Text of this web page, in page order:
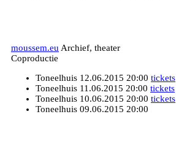
moussem.eu Archief, theater
Coproductie
Toneelhuis 12.06.2015 20:00 tickets
Toneelhuis 11.06.2015 20:00 tickets
Toneelhuis 10.06.2015 20:00 tickets
Toneelhuis 09.06.2015 20:00